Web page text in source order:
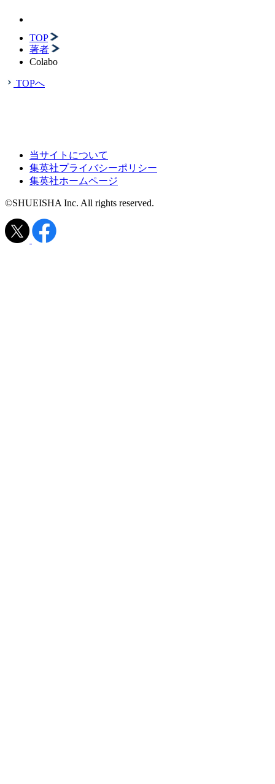
TOP
著者
Colabo
TOPへ
当サイトについて
集英社プライバシーポリシー
集英社ホームページ
©SHUEISHA Inc. All rights reserved.